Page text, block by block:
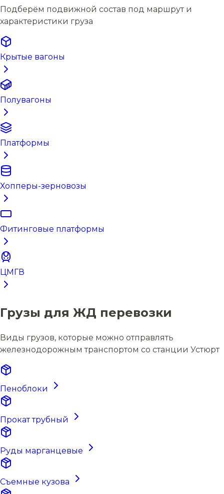
Подберём подвижной состав под маршрут и
характеристики груза
Крытые вагоны
Полувагоны
Платформы
Хопперы-зерновозы
Фитинговые платформы
ЦМГВ
Грузы для ЖД перевозки
Виды грузов, которые можно отправлять
железнодорожным транспортом со станции Устюрт
Пеноблоки
Прокат трубный
Руды марганцевые
Съемные кузова